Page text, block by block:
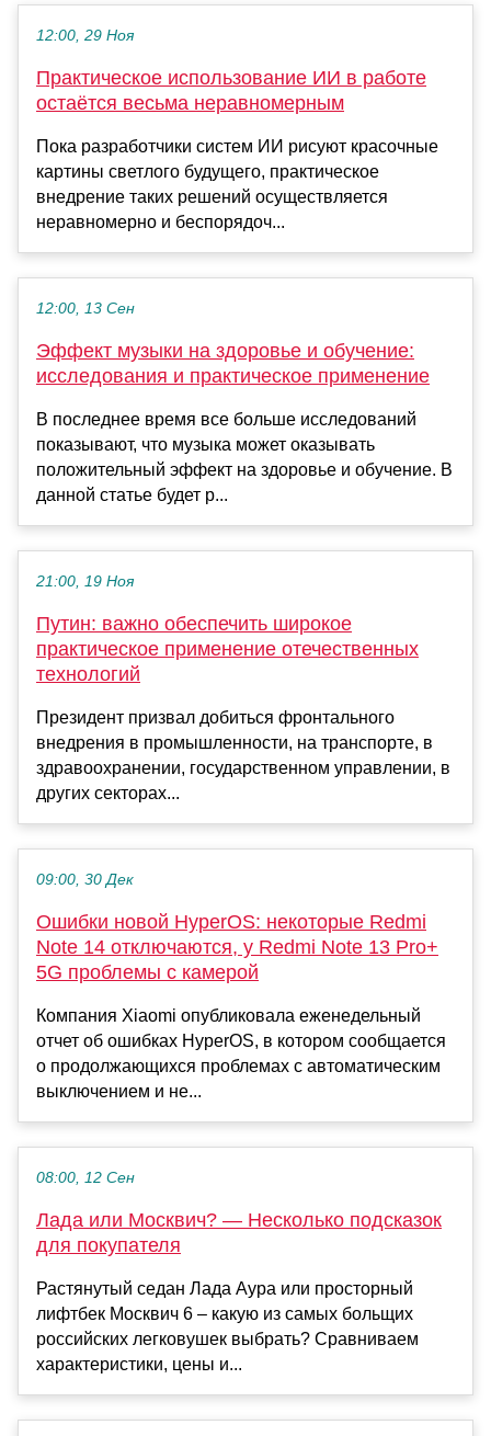
12:00, 29 Ноя
Практическое использование ИИ в работе
остаётся весьма неравномерным
Пока разработчики систем ИИ рисуют красочные
картины светлого будущего, практическое
внедрение таких решений осуществляется
неравномерно и беспорядоч...
12:00, 13 Сен
Эффект музыки на здоровье и обучение:
исследования и практическое применение
В последнее время все больше исследований
показывают, что музыка может оказывать
положительный эффект на здоровье и обучение. В
данной статье будет р...
21:00, 19 Ноя
Путин: важно обеспечить широкое
практическое применение отечественных
технологий
Президент призвал добиться фронтального
внедрения в промышленности, на транспорте, в
здравоохранении, государственном управлении, в
других секторах...
09:00, 30 Дек
Ошибки новой HyperOS: некоторые Redmi
Note 14 отключаются, у Redmi Note 13 Pro+
5G проблемы с камерой
Компания Xiaomi опубликовала еженедельный
отчет об ошибках HyperOS, в котором сообщается
о продолжающихся проблемах с автоматическим
выключением и не...
08:00, 12 Сен
Лада или Москвич? — Несколько подсказок
для покупателя
Растянутый седан Лада Аура или просторный
лифтбек Москвич 6 – какую из самых больщих
российских легковушек выбрать? Сравниваем
характеристики, цены и...